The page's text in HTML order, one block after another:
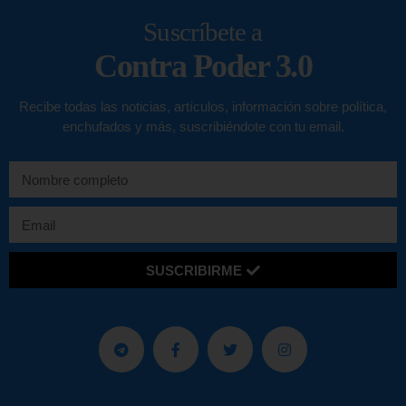
Suscríbete a
Contra Poder 3.0
Recibe todas las noticias, artículos, información sobre política,
enchufados y más, suscribiéndote con tu email.
SUSCRIBIRME